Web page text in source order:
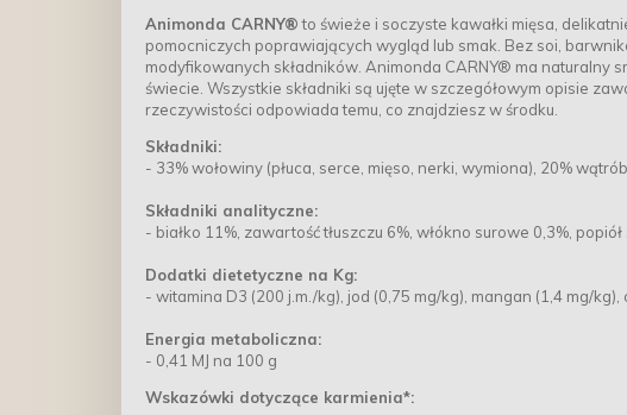
Animonda CARNY®to świeże i soczyste kawałki mięsa,
pomocniczych poprawiających wygląd lub smak. Bez soi,
modyfikowanych składników. Animonda CARNY® ma naturalny
świecie. Wszystkie składniki są ujęte w szczegółowym opisie
rzeczywistości odpowiada temu, co znajdziesz w środku.
Składniki:
- 33% wołowiny (płuca, serce, mięso, nerki, wymiona), 20%
Składniki analityczne:
- białko 11%, zawartość tłuszczu 6%, włókno surowe 0,3%,
Dodatki dietetyczne na Kg:
- witamina D3 (200 j.m./kg), jod (0,75 mg/kg), mangan (1,4 mg/kg),
Energia metaboliczna:
- 0,41 MJ na 100 g
Wskazówki dotyczące karmienia*: